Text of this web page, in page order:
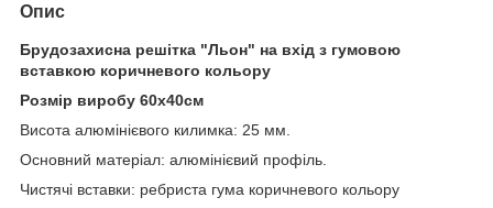
Опис
Брудозахисна решітка "Льон" на вхід з гумовою
вставкою коричневого кольору
Розмір виробу 60х40см
Висота алюмінієвого килимка: 25 мм.
Основний матеріал: алюмінієвий профіль.
Чистячі вставки: ребриста гума коричневого кольору